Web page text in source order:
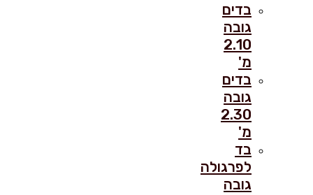
בדים
גובה
2.10
מ'
בדים
גובה
2.30
מ'
בד
לפרגולה
גובה